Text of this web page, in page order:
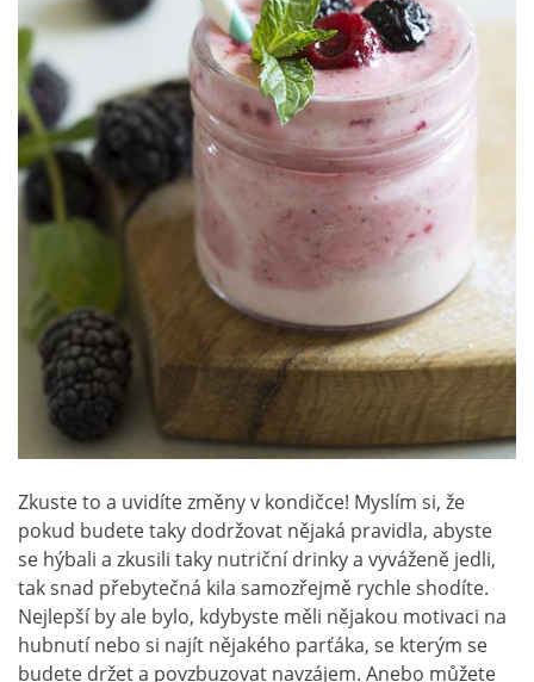
Zkuste to a uvidíte změny v kondičce! Myslím si, že
pokud budete taky dodržovat nějaká pravidla, abyste
se hýbali a zkusili taky nutriční drinky a vyváženě jedli,
tak snad přebytečná kila samozřejmě rychle shodíte.
Nejlepší by ale bylo, kdybyste měli nějakou motivaci na
hubnutí nebo si najít nějakého parťáka, se kterým se
budete držet a povzbuzovat navzájem. Anebo můžete